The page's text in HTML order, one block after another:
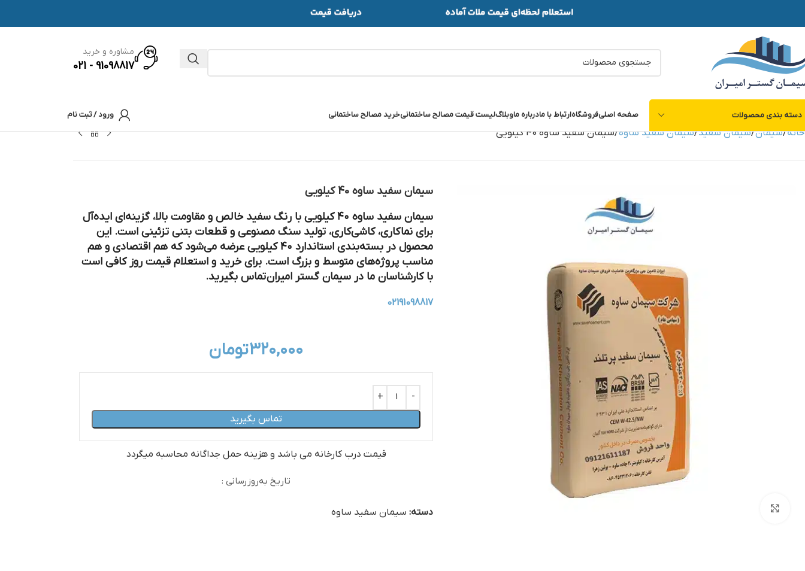
مشاوره و خرید
91098817 - 021
دسته بندی محصولات صفحه اصلیفروشگاهارتباط با مادرباره ماوبلاگلیست قیمت مصالح ساختمانیخرید مصالح ساختمانی ورود / ثبت نام
خانه سیمان سیمان سفید سیمان سفید ساوه سیمان سفید ساوه 40 کیلویی
سیمان سفید ساوه 40 کیلویی
سیمان سفید ساوه ۴۰ کیلویی با رنگ سفید خالص و مقاومت بالا، گزینه‌ای ایده‌آل
برای نماکاری، کاشی‌کاری، تولید سنگ مصنوعی و قطعات بتنی تزئینی است. این
محصول در بسته‌بندی استاندارد ۴۰ کیلویی عرضه می‌شود که هم اقتصادی و هم
مناسب پروژه‌های متوسط و بزرگ است. برای خرید و استعلام قیمت روز کافی است
با کارشناسان ما در سیمان گستر امیرانتماس بگیرید.
02191098817
۳۲۰,۰۰۰تومان
تماس بگیرید
قیمت درب کارخانه می‏ باشد و هزینه حمل جداگانه محاسبه میگردد
تاریخ به‌روزرسانی :
دسته: سیمان سفید ساوه